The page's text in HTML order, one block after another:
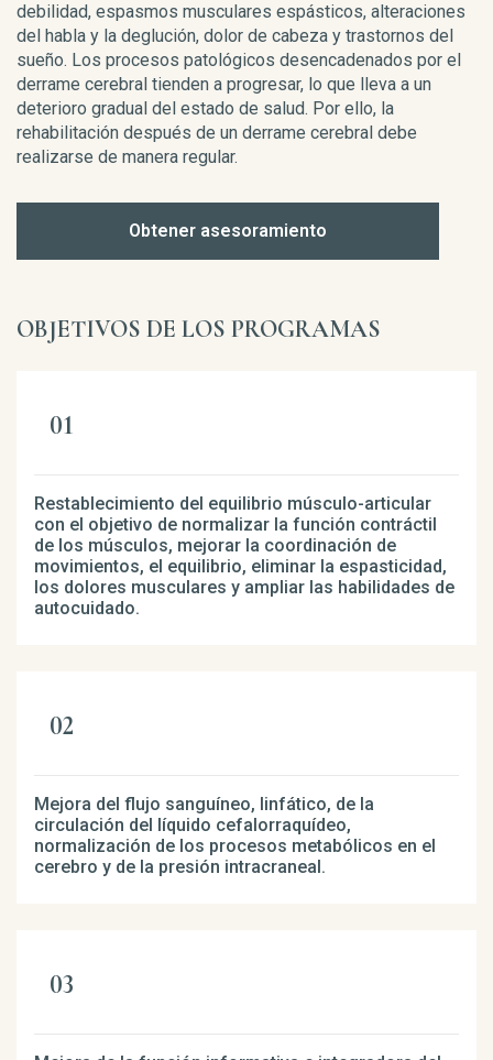
debilidad, espasmos musculares espásticos, alteraciones
del habla y la deglución, dolor de cabeza y trastornos del
sueño. Los procesos patológicos desencadenados por el
derrame cerebral tienden a progresar, lo que lleva a un
deterioro gradual del estado de salud. Por ello, la
rehabilitación después de un derrame cerebral debe
realizarse de manera regular.
Obtener asesoramiento
OBJETIVOS DE LOS PROGRAMAS
Restablecimiento del equilibrio músculo-articular
con el objetivo de normalizar la función contráctil
de los músculos, mejorar la coordinación de
movimientos, el equilibrio, eliminar la espasticidad,
los dolores musculares y ampliar las habilidades de
autocuidado.
Mejora del flujo sanguíneo, linfático, de la
circulación del líquido cefalorraquídeo,
normalización de los procesos metabólicos en el
cerebro y de la presión intracraneal.